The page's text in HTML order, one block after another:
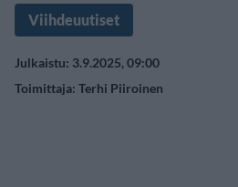
Viihdeuutiset
Julkaistu: 3.9.2025, 09:00
Toimittaja: Terhi Piiroinen